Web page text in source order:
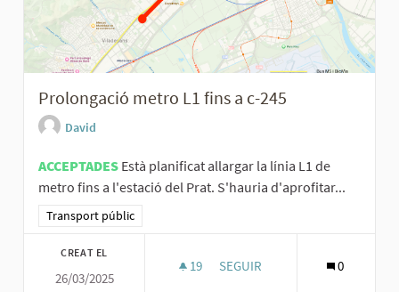
Prolongació metro L1 fins a c-245
David
ACCEPTADES Està planificat allargar la línia L1 de
metro fins a l'estació del Prat. S'hauria d'aprofitar...
Resultats al filtrar per la categoria: Transport públic
Transport públic
CREAT EL
26/03/2025
19 19 SEGUIDORES
SEGUIR 0